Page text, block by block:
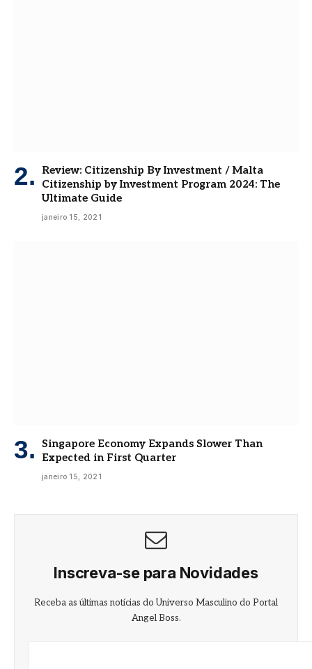
Review: Citizenship By Investment / Malta
Citizenship by Investment Program 2024: The
Ultimate Guide
janeiro 15, 2021
Singapore Economy Expands Slower Than
Expected in First Quarter
janeiro 15, 2021
Inscreva-se para Novidades
Receba as últimas notícias do Universo Masculino do Portal
Angel Boss.